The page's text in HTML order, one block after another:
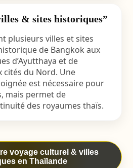
& sites historiques”
plusieurs villes et sites
de Bangkok aux
d’Ayutthaya et de
cités du Nord. Une
est nécessaire pour
mais permet de
des royaumes thaïs.
voyage culturel & villes
en Thaïlande